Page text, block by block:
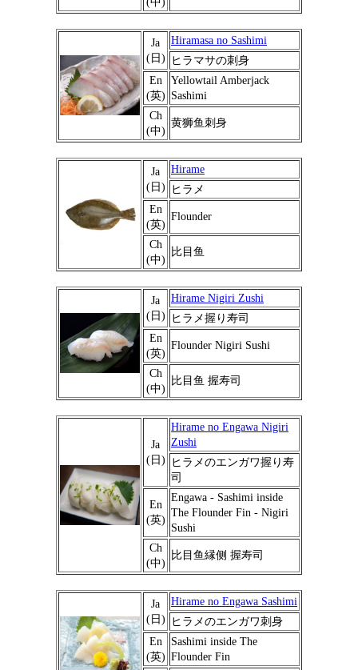
Ja
(日)
Hiramasa no Sashimi
ヒラマサの刺身
En
(英)
Yellowtail Amberjack
Sashimi
Ch
(中)
黄狮鱼刺身
Ja
(日)
Hirame
ヒラメ
En
(英)
Flounder
Ch
(中)
比目鱼
Ja
(日)
Hirame Nigiri Zushi
ヒラメ握り寿司
En
(英)
Flounder Nigiri Sushi
Ch
(中)
比目鱼 握寿司
Ja
(日)
Hirame no Engawa Nigiri
Zushi
ヒラメのエンガワ握り寿
司
En
(英)
Engawa - Sashimi inside
The Flounder Fin - Nigiri
Sushi
Ch
(中)
比目鱼縁侧 握寿司
Ja
(日)
Hirame no Engawa Sashimi
ヒラメのエンガワ刺身
En
(英)
Sashimi inside The
Flounder Fin